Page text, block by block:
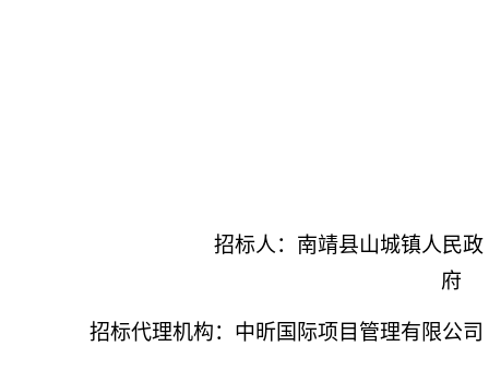
招标人： 南靖县山城镇人民政
府
招标代理机构： 中昕国际项目管理有限公司